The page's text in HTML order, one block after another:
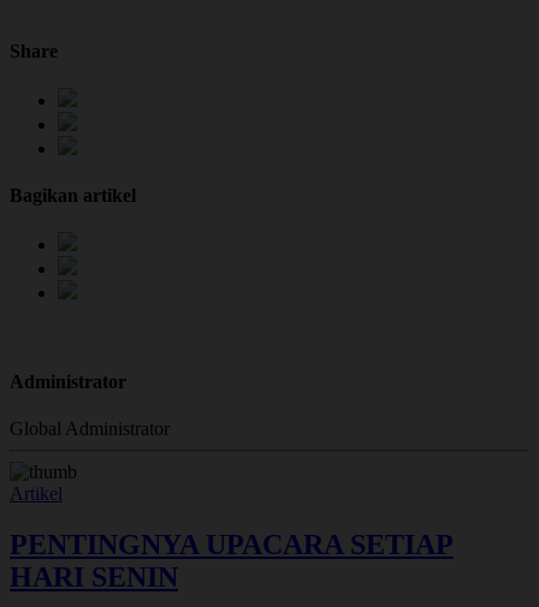
Share
Bagikan artikel
Administrator
Global Administrator
Artikel
PENTINGNYA UPACARA SETIAP
HARI SENIN